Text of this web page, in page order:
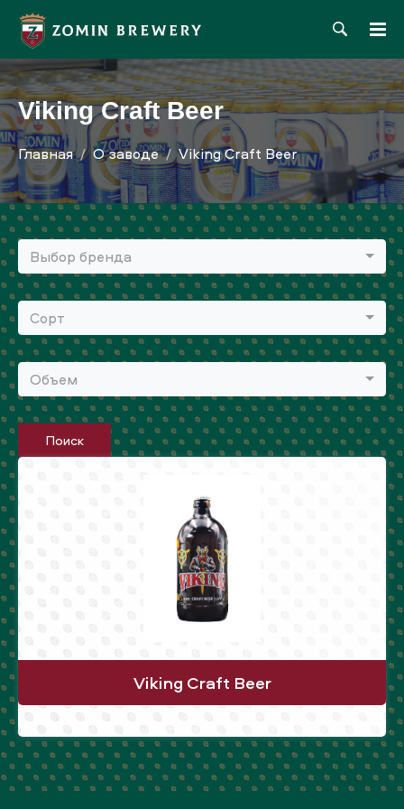
Viking Craft Beer
Главная О заводе Viking Craft Beer
Выбор бренда
Сорт
Объем
Поиск
Viking Craft Beer